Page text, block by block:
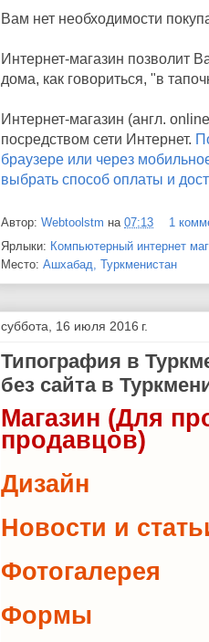
Вам нет необходимости
Интернет-магазин позволит
дома, как говориться, "в
Интернет-магазин (англ.
посредством сети Интернет.
браузере или через
выбрать способ оплаты и
Автор: Webtoolstm на 07:13
1
Ярлыки: Компьютерный интернет
Место: Ашхабад, Туркменистан
суббота, 16 июля 2016 г.
Типография в
без сайта в
Магазин (Для
продавцов)
Дизайн
Новости и
Фотогалерея
Формы